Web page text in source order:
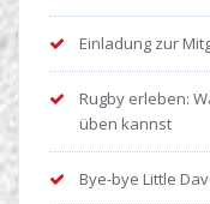
Einladung zur
Rugby erleben:
üben kannst
Bye-bye Little